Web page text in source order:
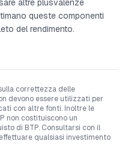
altre plusvalenze
queste componenti
del rendimento.
correttezza delle
devono essere utilizzati per
con altre fonti. Inoltre le
non costituiscono un
di BTP. Consultarsi con il
qualsiasi investimento